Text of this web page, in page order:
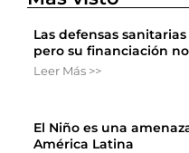
Las defensas
pero su financiación no
Leer Más >>
El Niño es una
América Latina